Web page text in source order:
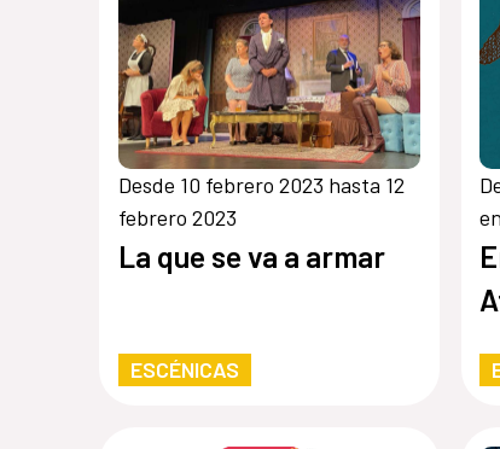
Desde 10 febrero 2023 hasta 12
febrero 2023
La que se va a armar
ESCÉNICAS